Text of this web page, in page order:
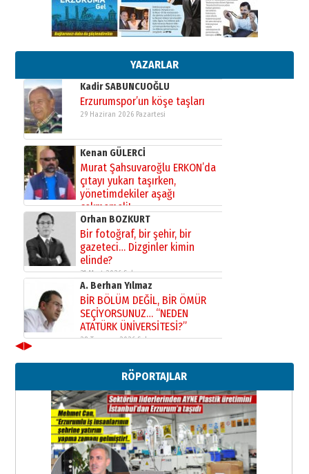
YAZARLAR
Esat BİNDESEN
Başkan Sekmen’den Erzurum’a
bir vizyon proje daha!
02 Ağustos 2026 Pazar
Kadir SABUNCUOĞLU
Erzurumspor’un köşe taşları
29 Haziran 2026 Pazartesi
Kenan GÜLERCİ
Murat Şahsuvaroğlu ERKON’da
çıtayı yukarı taşırken,
yönetimdekiler aşağı
çekmemeli!
17 Şubat 2026 SalıOrhan BOZKURT
Bir fotoğraf, bir şehir, bir
gazeteci… Dizginler kimin
elinde?
31 Mart 2026 Salı
A. Berhan Yılmaz
BİR BÖLÜM DEĞİL, BİR ÖMÜR
SEÇİYORSUNUZ… “NEDEN
ATATÜRK ÜNİVERSİTESİ?”
28 Temmuz 2026 Salı
Ahmed Yesevi’den bir Alperen…
”Reisimiz” idi… Hakka yürüdü.!
26 Mart 2026 Perşembe
Cem Bakırcı
Ardında bıraktığı hatıralarıyla
gönül adamı Faruk Terzioğlu!
13 Mayıs 2026 Çarşamba
◀▶
RÖPORTAJLAR